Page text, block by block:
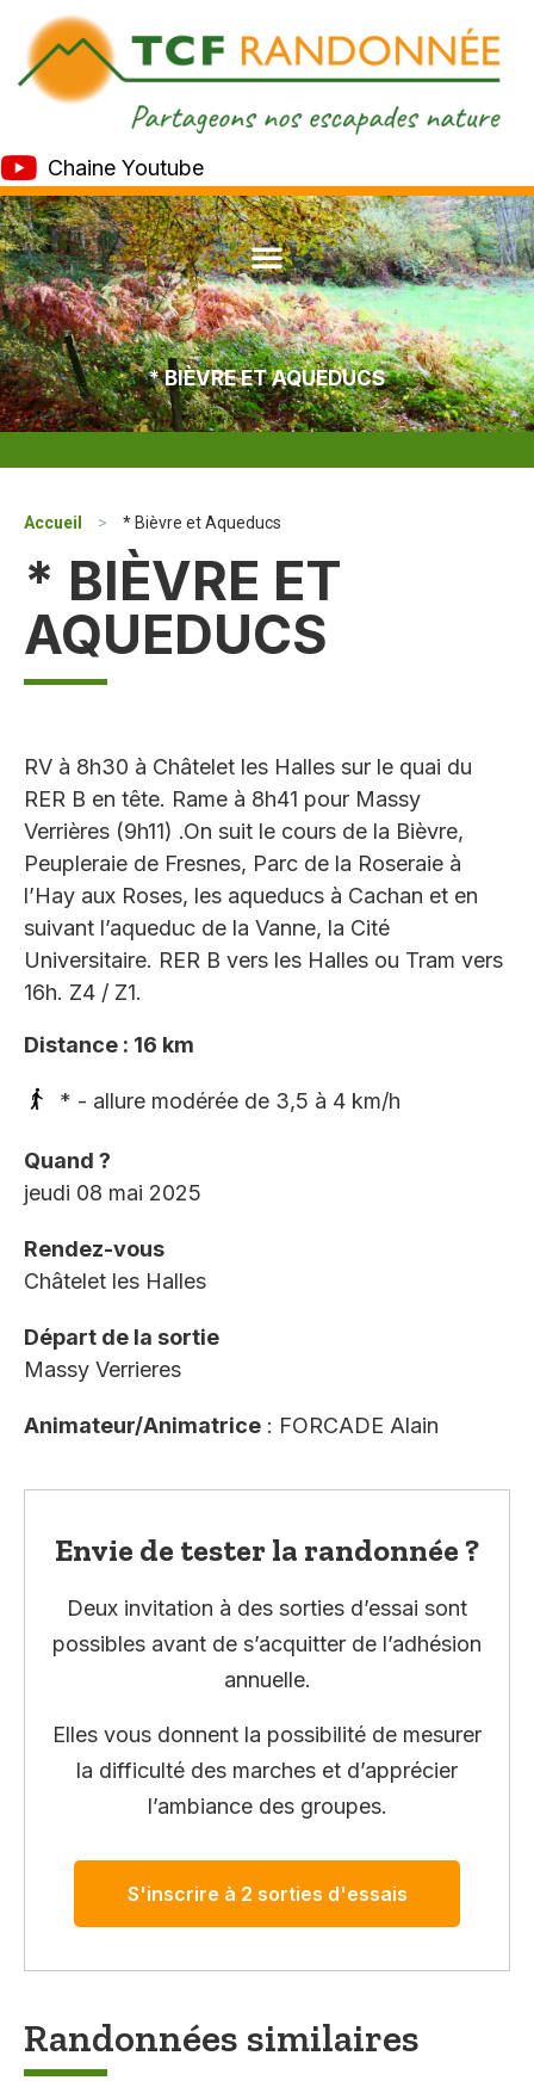
Chaine Youtube
* BIÈVRE ET AQUEDUCS
Accueil > * Bièvre et Aqueducs
* BIÈVRE ET
AQUEDUCS
RV à 8h30 à Châtelet les Halles sur le quai du
RER B en tête. Rame à 8h41 pour Massy
Verrières (9h11) .On suit le cours de la Bièvre,
Peupleraie de Fresnes, Parc de la Roseraie à
l’Hay aux Roses, les aqueducs à Cachan et en
suivant l’aqueduc de la Vanne, la Cité
Universitaire. RER B vers les Halles ou Tram vers
16h. Z4 / Z1.
Distance : 16 km
* - allure modérée de 3,5 à 4 km/h
Quand ?
jeudi 08 mai 2025
Rendez-vous
Châtelet les Halles
Départ de la sortie
Massy Verrieres
Animateur/Animatrice : FORCADE Alain
Envie de tester la randonnée ?
Deux invitation à des sorties d’essai sont
possibles avant de s’acquitter de l’adhésion
annuelle.
Elles vous donnent la possibilité de mesurer
la difficulté des marches et d’apprécier
l’ambiance des groupes.
S'inscrire à 2 sorties d'essais
Randonnées similaires